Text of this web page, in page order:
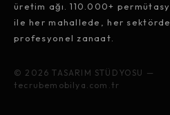
üretim ağı. 110.000+
ile her mahallede, her sektörde
profesyonel zanaat.
© 2026 TASARIM STÜDYOSU —
tecrubemobilya.com.tr